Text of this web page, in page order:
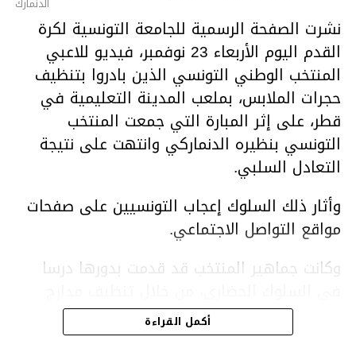
الدنمارك
نشرت الصفحة الرسمية للجامعة التونسية لكرة
القدم اليوم الأربعاء 23 نوفمبر، فيديو للاعبي
المنتخب الوطني التونسي الذين بادروا بتنظيف
حجرات الملابس، بملعب المدينة التعليمية في
قطر، على إثر المبارة التي جمعت المنتخب
التونسي بنظيره الدنماركي وانتهت على نتيجة
التعادل السلبي.
وأثار ذلك السلوك إعجاب التونسيين على صفحات
مواقع التواصل الاجتماعي.
وكانت جماهير المنتخب قد قدمت بدورها درسا
الملعب في أعقاب المباراة.
أكمل القراءة